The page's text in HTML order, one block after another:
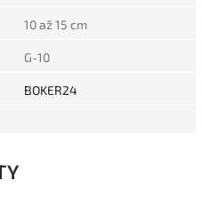
10 až 15 cm
G-10
BOKER24